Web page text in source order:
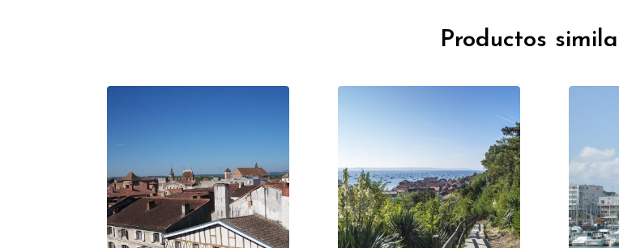
Productos